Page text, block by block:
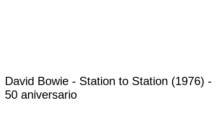
David Bowie - Station to Station (1976) -
50 aniversario